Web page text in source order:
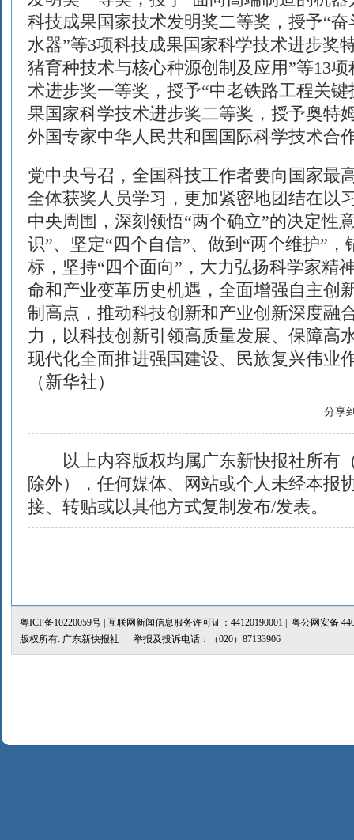
科技成果国家技术发明奖二等奖，授予“
水器”等3项科技成果国家科学技术进步奖
猪育种技术与核心种源创制及应用”等13
术进步奖一等奖，授予“中老铁路工程关键
果国家科学技术进步奖二等奖，授予奥特
外国专家中华人民共和国国际科学技术合
党中央号召，全国科技工作者要向国家最
全体获奖人员学习，更加紧密地团结在以
中央周围，深刻领悟“两个确立”的决定性
识”、坚定“四个自信”、做到“两个维护”
标，坚持“四个面向”，大力弘扬科学家精
命和产业变革历史机遇，全面增强自主创
制高点，推动科技创新和产业创新深度融
力，以科技创新引领高质量发展、保障高
现代化全面推进强国建设、民族复兴伟业
（新华社）
分享
以上内容版权均属广东新快报社所有
除外），任何媒体、网站或个人未经本报
接、转贴或以其他方式复制发布/发表。
粤ICP备10220059号 | 互联网新闻信息服务许可证：44120190001 | 粤公网安备
版权所有: 广东新快报社 举报及投诉电话：（020）87133906